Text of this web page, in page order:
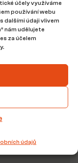
účely využíváme
používání webu
dalšími údaji vlivem
nám udělujete
za účelem
údajů
rekonstrukcí
Cihlová